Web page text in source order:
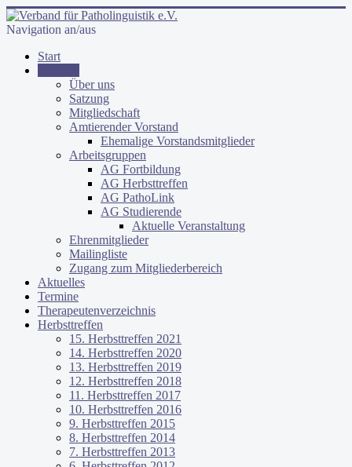
Navigation an/aus
Start
Über uns
Satzung
Mitgliedschaft
Amtierender Vorstand
Ehemalige Vorstandsmitglieder
Arbeitsgruppen
AG Fortbildung
AG Herbsttreffen
AG PathoLink
AG Studierende
Aktuelle Veranstaltung
Ehrenmitglieder
Mailingliste
Zugang zum Mitgliederbereich
Aktuelles
Termine
Therapeutenverzeichnis
Herbsttreffen
15. Herbsttreffen 2021
14. Herbsttreffen 2020
13. Herbsttreffen 2019
12. Herbsttreffen 2018
11. Herbsttreffen 2017
10. Herbsttreffen 2016
9. Herbsttreffen 2015
8. Herbsttreffen 2014
7. Herbsttreffen 2013